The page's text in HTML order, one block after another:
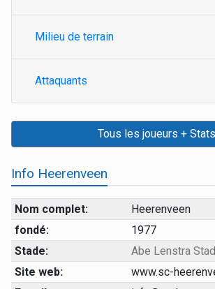
Milieu de terrain
Attaquants
Tous les joueurs + Stats
Info Heerenveen
Nom complet:
Heerenveen
fondé:
1977
Stade:
Abe Lenstra
Site web:
www.sc-